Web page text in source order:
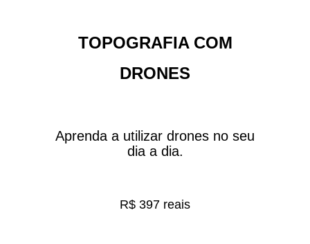
TOPOGRAFIA COM
DRONES
Aprenda a utilizar drones no seu
dia a dia.
R$ 397 reais